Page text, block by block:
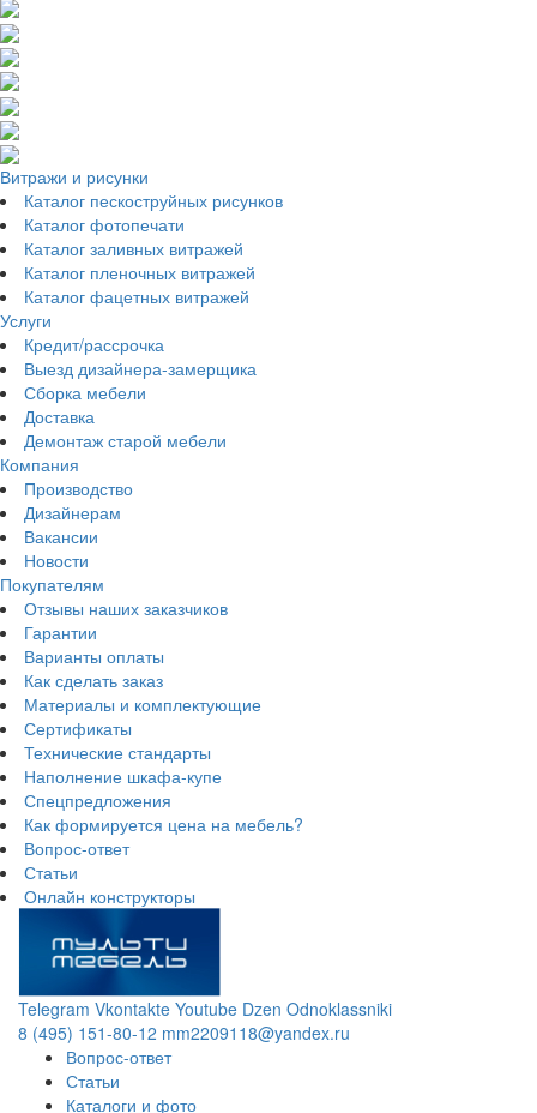
Витражи и рисунки
Каталог пескоструйных рисунков
Каталог фотопечати
Каталог заливных витражей
Каталог пленочных витражей
Каталог фацетных витражей
Услуги
Кредит/рассрочка
Выезд дизайнера-замерщика
Сборка мебели
Доставка
Демонтаж старой мебели
Компания
Производство
Дизайнерам
Вакансии
Новости
Покупателям
Отзывы наших заказчиков
Гарантии
Варианты оплаты
Как сделать заказ
Материалы и комплектующие
Сертификаты
Технические стандарты
Наполнение шкафа-купе
Спецпредложения
Как формируется цена на мебель?
Вопрос-ответ
Статьи
Онлайн конструкторы
Telegram Vkontakte Youtube Dzen Odnoklassniki
8 (495) 151-80-12 mm2209118@yandex.ru
Вопрос-ответ
Статьи
Каталоги и фото